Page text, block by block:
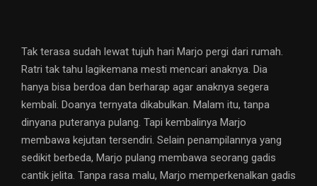
Tak terasa sudah lewat tujuh hari Marjo pergi dari rumah.
Ratri tak tahu lagikemana mesti mencari anaknya. Dia
hanya bisa berdoa dan berharap agar anaknya segera
kembali. Doanya ternyata dikabulkan. Malam itu, tanpa
dinyana puteranya pulang. Tapi kembalinya Marjo
membawa kejutan tersendiri. Selain penampilannya yang
sedikit berbeda, Marjo pulang membawa seorang gadis
cantik jelita. Tanpa rasa malu, Marjo memperkenalkan gadis